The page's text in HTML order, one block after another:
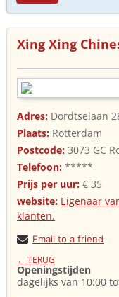
Xing Xing
Adres: Dordtselaan
Plaats: Rotterdam
Postcode: 3073 GC
Telefoon: *****
Prijs per uur: € 35
website: Eigenaar
klanten.
Email to a friend
← TERUG
Openingstijden
dagelijks van 10:00